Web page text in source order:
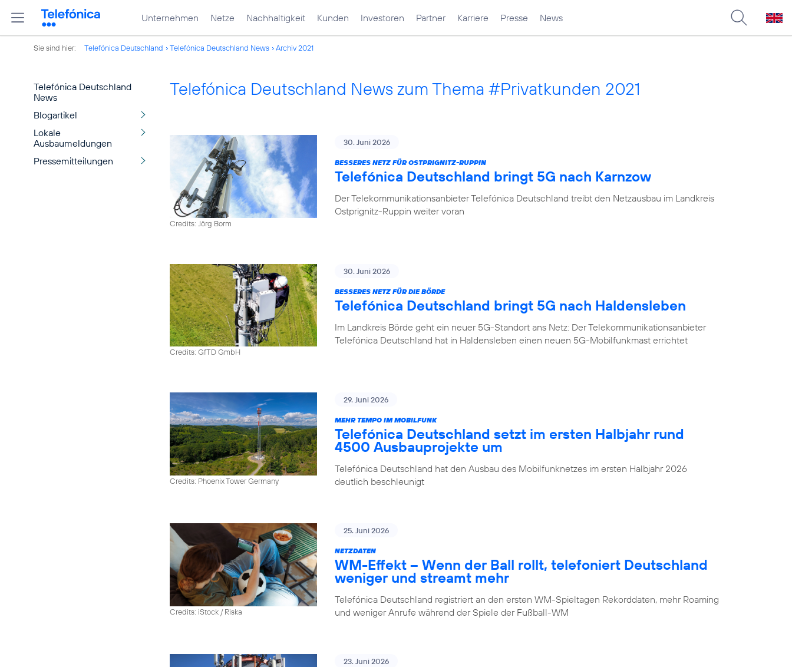
Unternehmen Netze Nachhaltigkeit Kunden Investoren Partner Karriere Presse News
Sie sind hier: Telefónica Deutschland Telefónica Deutschland News Archiv 2021
Telefónica Deutschland
News
Blogartikel
Lokale
Ausbaumeldungen
Pressemitteilungen
Telefónica Deutschland News zum Thema #Privatkunden 2021
Credits: Jörg Borm
30. Juni 2026
BESSERES NETZ FÜR OSTPRIGNITZ-RUPPIN
Telefónica Deutschland bringt 5G nach Karnzow
Der Telekommunikationsanbieter Telefónica Deutschland treibt den Netzausbau im Landkreis
Ostprignitz-Ruppin weiter voran
Credits: GfTD GmbH
30. Juni 2026
BESSERES NETZ FÜR DIE BÖRDE
Telefónica Deutschland bringt 5G nach Haldensleben
Im Landkreis Börde geht ein neuer 5G-Standort ans Netz: Der Telekommunikationsanbieter
Telefónica Deutschland hat in Haldensleben einen neuen 5G-Mobilfunkmast errichtet
Credits: Phoenix Tower Germany
29. Juni 2026
MEHR TEMPO IM MOBILFUNK
Telefónica Deutschland setzt im ersten Halbjahr rund
4500 Ausbauprojekte um
Telefónica Deutschland hat den Ausbau des Mobilfunknetzes im ersten Halbjahr 2026
deutlich beschleunigt
Credits: iStock / Riska
25. Juni 2026
NETZDATEN
WM-Effekt – Wenn der Ball rollt, telefoniert Deutschland
weniger und streamt mehr
Telefónica Deutschland registriert an den ersten WM-Spieltagen Rekorddaten, mehr Roaming
und weniger Anrufe während der Spiele der Fußball-WM
23. Juni 2026